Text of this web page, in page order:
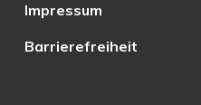
Impressum
Barrierefreiheit